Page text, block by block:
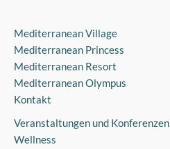
Mediterranean Village
Mediterranean Princess
Mediterranean Resort
Mediterranean Olympus
Kontakt
Veranstaltungen und Konferenzen
Wellness